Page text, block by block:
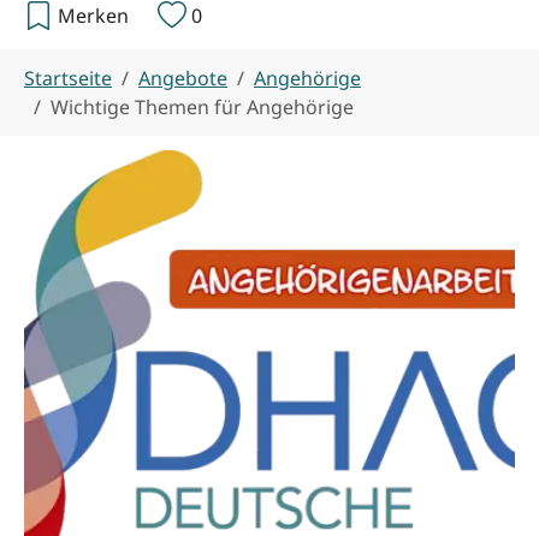
Merken
0
Startseite Angebote
Angehörige
Wichtige Themen für Angehörige